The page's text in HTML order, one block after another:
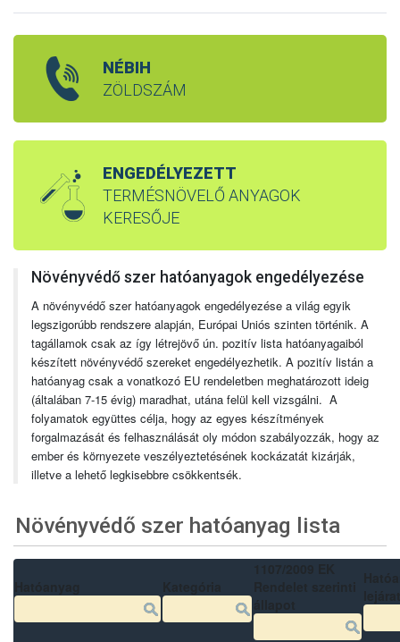
NÉBIH
ZÖLDSZÁM
ENGEDÉLYEZETT
TERMÉSNÖVELŐ ANYAGOK
KERESŐJE
Növényvédő szer hatóanyagok engedélyezése
A növényvédő szer hatóanyagok engedélyezése a világ egyik
legszigorúbb rendszere alapján, Európai Uniós szinten történik. A
tagállamok csak az így létrejövő ún. pozitív lista hatóanyagaiból
készített növényvédő szereket engedélyezhetik. A pozitív listán a
hatóanyag csak a vonatkozó EU rendeletben meghatározott ideig
(általában 7-15 évig) maradhat, utána felül kell vizsgálni. A
folyamatok együttes célja, hogy az egyes készítmények
forgalmazását és felhasználását oly módon szabályozzák, hogy az
ember és környezete veszélyeztetésének kockázatát kizárják,
illetve a lehető legkisebbre csökkentsék.
Növényvédő szer hatóanyag lista